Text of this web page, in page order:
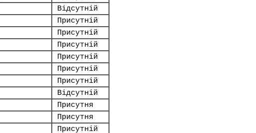
Відсутній
Присутній
Присутній
Присутній
Присутній
Присутній
Присутній
Відсутній
Присутня
Присутня
Присутній